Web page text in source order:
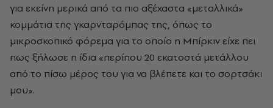
για εκείνη μερικά από τα πιο αξέχαστα «μεταλλικά»
κομμάτια της γκαρνταρόμπας της, όπως το
μικροσκοπικό φόρεμα για το οποίο η Μπίρκιν είχε πει
πως ξήλωσε η ίδια «περίπου 20 εκατοστά μετάλλου
από το πίσω μέρος του για να βλέπετε και το σορτσάκι
μου».